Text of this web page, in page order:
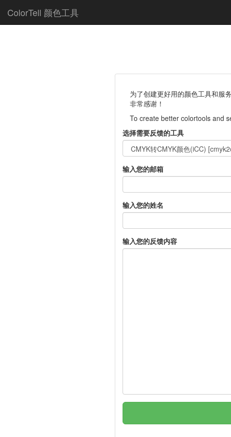
ColorTell 颜色工具
为了创建更好用的颜色工具和服
非常感谢！
To create better colortools and
选择需要反馈的工具
输入您的邮箱
输入您的姓名
输入您的反馈内容